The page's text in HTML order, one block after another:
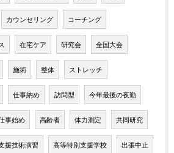
カウンセリング コーチング
在宅ケア 研究会 全国大会
施術 整体 ストレッチ
仕事納め 訪問型 今年最後の夜勤
事始め 高齢者 体力測定 共同研究
援技術演習 高等特別支援学校 出張中止